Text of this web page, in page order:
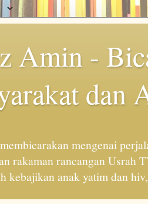
Amin -
dan
mengenai
rakaman rancangan
kebajikan anak yatim dan